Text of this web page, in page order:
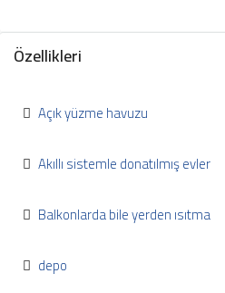
Özellikleri
Açık yüzme havuzu
Akıllı sistemle donatılmış evler
Balkonlarda bile yerden ısıtma
depo